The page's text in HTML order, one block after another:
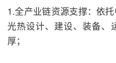
1.全产业链资源支撑：依
光热设计、建设、装备、
厚；